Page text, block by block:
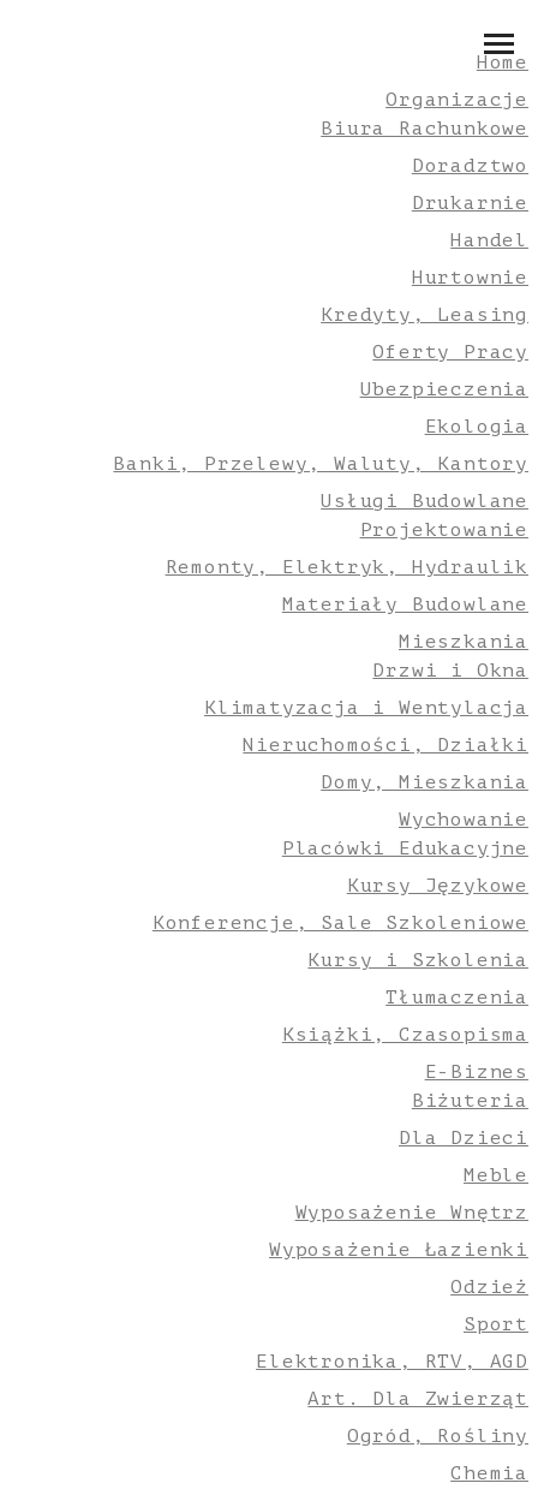
Home
Organizacje
Biura Rachunkowe
Doradztwo
Drukarnie
Handel
Hurtownie
Kredyty, Leasing
Oferty Pracy
Ubezpieczenia
Ekologia
Banki, Przelewy, Waluty, Kantory
Usługi Budowlane
Projektowanie
Remonty, Elektryk, Hydraulik
Materiały Budowlane
Mieszkania
Drzwi i Okna
Klimatyzacja i Wentylacja
Nieruchomości, Działki
Domy, Mieszkania
Wychowanie
Placówki Edukacyjne
Kursy Językowe
Konferencje, Sale Szkoleniowe
Kursy i Szkolenia
Tłumaczenia
Książki, Czasopisma
E-Biznes
Biżuteria
Dla Dzieci
Meble
Wyposażenie Wnętrz
Wyposażenie Łazienki
Odzież
Sport
Elektronika, RTV, AGD
Art. Dla Zwierząt
Ogród, Rośliny
Chemia